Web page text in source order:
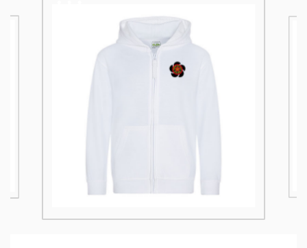
Collection MIZUNO
Sacs & Accessoires
Informations